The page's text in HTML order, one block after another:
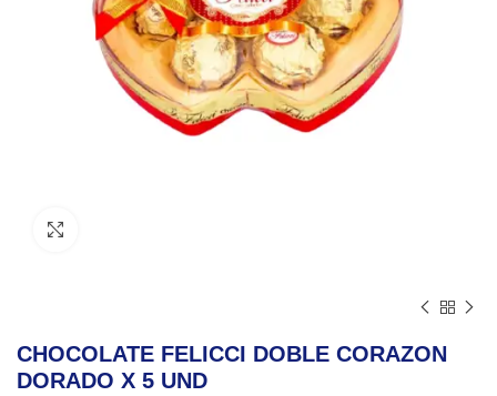
CHOCOLATE FELICCI DOBLE CORAZON
DORADO X 5 UND